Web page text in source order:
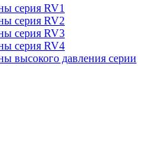
серия RV1
серия RV2
серия RV3
серия RV4
высокого давления серии